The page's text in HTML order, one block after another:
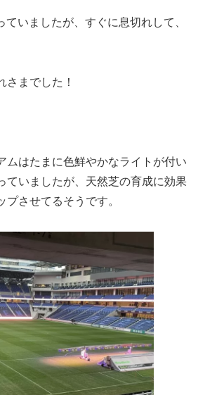
ていましたが、すぐに息切れして、
さまでした！
ムはたまに色鮮やかなライトが付い
ていましたが、天然芝の育成に効果
させてるそうです。